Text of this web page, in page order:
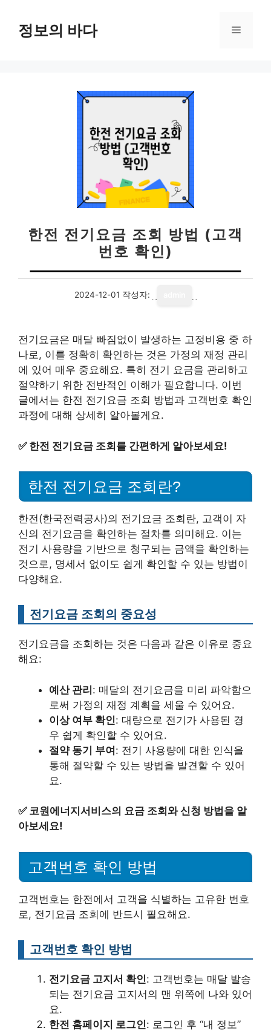
정보의 바다 메
한전 전기요금 조회 방법 (고객
번호 확인)
2024-12-01 작성자:
전기요금은 매달 빠짐없이 발생하는 고정비용 중 하
나로, 이를 정확히 확인하는 것은 가정의 재정 관리
에 있어 매우 중요해요. 특히 전기 요금을 관리하고
절약하기 위한 전반적인 이해가 필요합니다. 이번
글에서는 한전 전기요금 조회 방법과 고객번호 확인
과정에 대해 상세히 알아볼게요.
✅ 한전 전기요금 조회를 간편하게 알아보세요!
한전 전기요금 조회란?
한전(한국전력공사)의 전기요금 조회란, 고객이 자
신의 전기요금을 확인하는 절차를 의미해요. 이는
전기 사용량을 기반으로 청구되는 금액을 확인하는
것으로, 명세서 없이도 쉽게 확인할 수 있는 방법이
다양해요.
전기요금 조회의 중요성
전기요금을 조회하는 것은 다음과 같은 이유로 중요
해요:
예산 관리: 매달의 전기요금을 미리 파악함으
로써 가정의 재정 계획을 세울 수 있어요.
이상 여부 확인: 대량으로 전기가 사용된 경
우 쉽게 확인할 수 있어요.
절약 동기 부여: 전기 사용량에 대한 인식을
통해 절약할 수 있는 방법을 발견할 수 있어
요.
✅ 코원에너지서비스의 요금 조회와 신청 방법을 알
아보세요!
고객번호 확인 방법
고객번호는 한전에서 고객을 식별하는 고유한 번호
로, 전기요금 조회에 반드시 필요해요.
고객번호 확인 방법
전기요금 고지서 확인: 고객번호는 매달 발송
되는 전기요금 고지서의 맨 위쪽에 나와 있어
요.
한전 홈페이지 로그인: 로그인 후 “내 정보”